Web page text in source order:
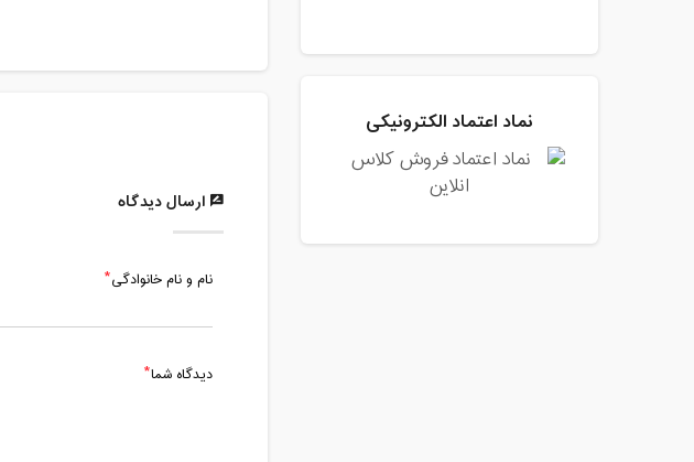
ارسال دیدگاه
نام و نام خانوادگی
دیدگاه شما
نماد اعتماد الکترونیکی